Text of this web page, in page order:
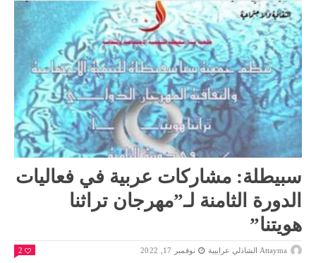
سبيطلة: مشاركات عربية في فعاليات
الدورة الثامنة لـ”مهرجان تراثنا
هويتنا”
Attayma الشاذلي عرايبية نوفمبر 17, 2022 2